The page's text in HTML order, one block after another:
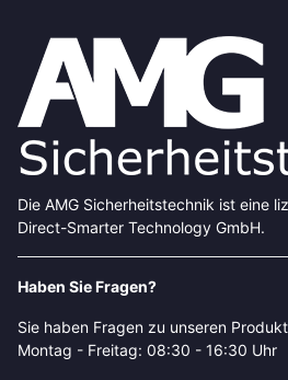
Die AMG Sicherheitstechnik ist eine
Direct-Smarter Technology GmbH.
Haben Sie Fragen?
Sie haben Fragen zu unseren
Montag - Freitag: 08:30 - 16:30 Uhr